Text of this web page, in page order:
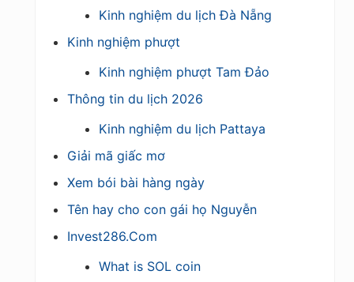
Kinh nghiệm du lịch Đà Nẵng
Kinh nghiệm phượt
Kinh nghiệm phượt Tam Đảo
Thông tin du lịch 2026
Kinh nghiệm du lịch Pattaya
Giải mã giấc mơ
Xem bói bài hàng ngày
Tên hay cho con gái họ Nguyễn
Invest286.Com
What is SOL coin